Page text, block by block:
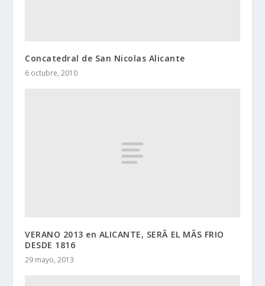
Concatedral de San Nicolas Alicante
6 octubre, 2010
VERANO 2013 en ALICANTE, SERÃ EL MÃS FRIO
DESDE 1816
29 mayo, 2013